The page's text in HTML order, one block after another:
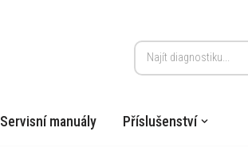
Servisní manuály Příslušenství